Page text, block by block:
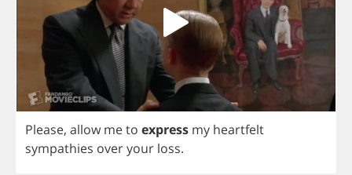
Please, allow meto express my heartfelt
sympathies overyour loss.